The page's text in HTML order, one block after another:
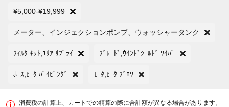
¥5,000-¥19,999
メーター、インジェクションポンプ、ウォッシャータンク
ﾌｨﾙﾀ ｷｯﾄ,ﾕﾘｱ ｻﾌﾟﾗｲ ﾌﾞﾚｰﾄﾞ,ｳｲﾝﾄﾞｼｰﾙﾄﾞ ﾜｲﾊﾟ
ﾎｰｽ,ﾋｰﾀ ﾊﾟｲﾋﾟﾝｸﾞ ﾓｰﾀ,ﾋｰﾀ ﾌﾞﾛﾜ
消費税の計算上、カートでの精算の際に合計額が異なる場合があります。